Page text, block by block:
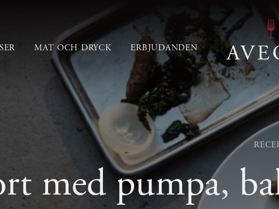
MAT OCH DRYCK ERBJUDANDEN
med pumpa,